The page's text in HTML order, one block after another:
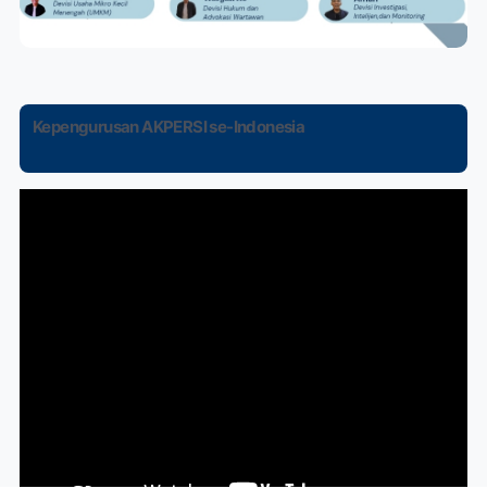
Kepengurusan AKPERSI se-Indonesia